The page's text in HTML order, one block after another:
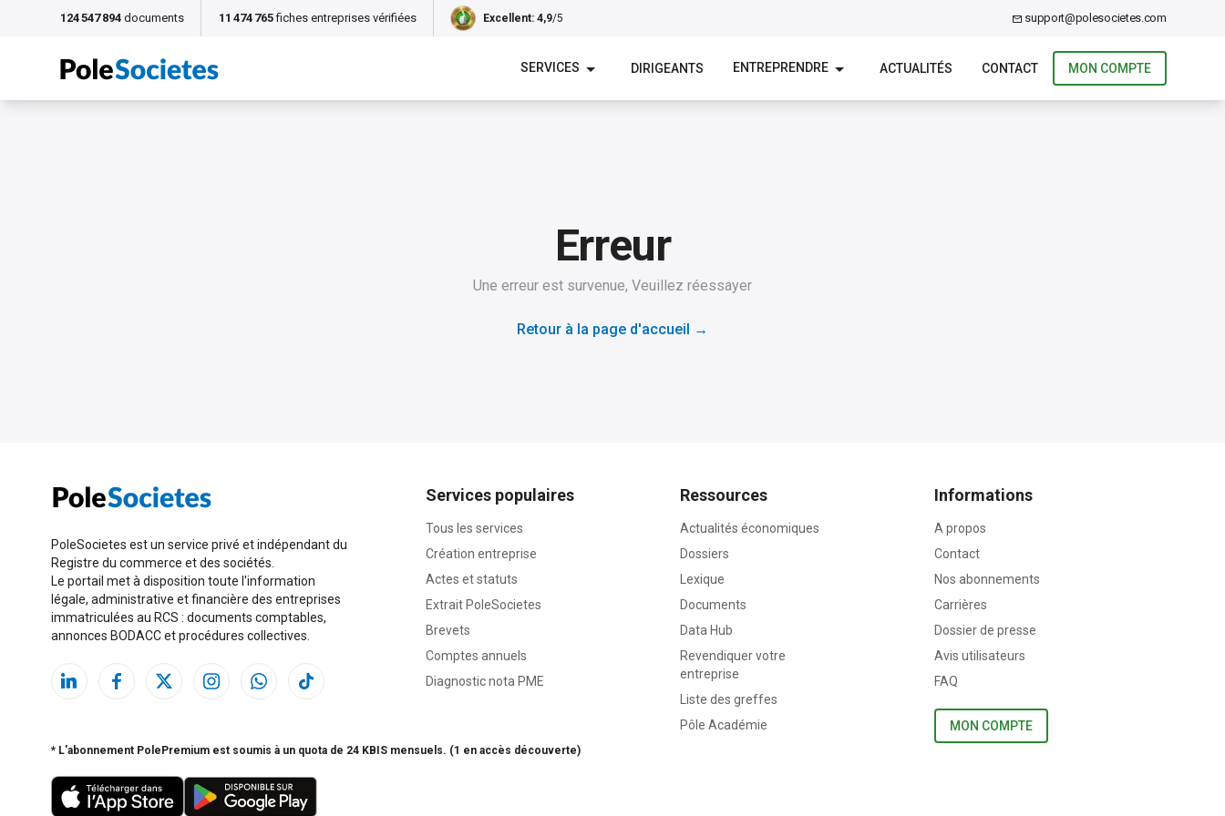
124 547 894 documents 11 474 765 fiches entreprises vérifiées Excellent: 4,9/5 support@polesocietes.com
SERVICES DIRIGEANTS ENTREPRENDRE ACTUALITÉS CONTACT MON COMPTE
Erreur
Une erreur est survenue, Veuillez réessayer
Retour à la page d'accueil →
PoleSocietes est un service privé et indépendant du
Registre du commerce et des sociétés.
Le portail met à disposition toute l'information
légale, administrative et financière des entreprises
immatriculées au RCS : documents comptables,
annonces BODACC et procédures collectives.
Services populaires
Tous les services
Création entreprise
Actes et statuts
Extrait PoleSocietes
Brevets
Comptes annuels
Diagnostic nota PME
Ressources
Actualités économiques
Dossiers
Lexique
Documents
Data Hub
Revendiquer votre
entreprise
Liste des greffes
Pôle Académie
Informations
A propos
Contact
Nos abonnements
Carrières
Dossier de presse
Avis utilisateurs
FAQ
MON COMPTE
* L'abonnement PolePremium est soumis à un quota de 24 KBIS mensuels. (1 en accès découverte)